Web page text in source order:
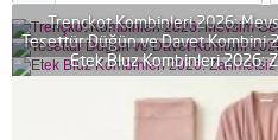
Trençkot Kombinleri 2026:
Tesettür Düğün ve Davet Kombini
Etek Bluz Kombinleri 2026: